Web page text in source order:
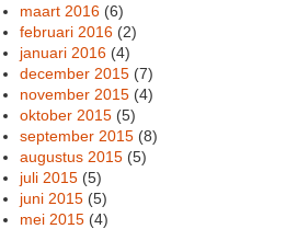
maart 2016 (6)
februari 2016 (2)
januari 2016 (4)
december 2015 (7)
november 2015 (4)
oktober 2015 (5)
september 2015 (8)
augustus 2015 (5)
juli 2015 (5)
juni 2015 (5)
mei 2015 (4)